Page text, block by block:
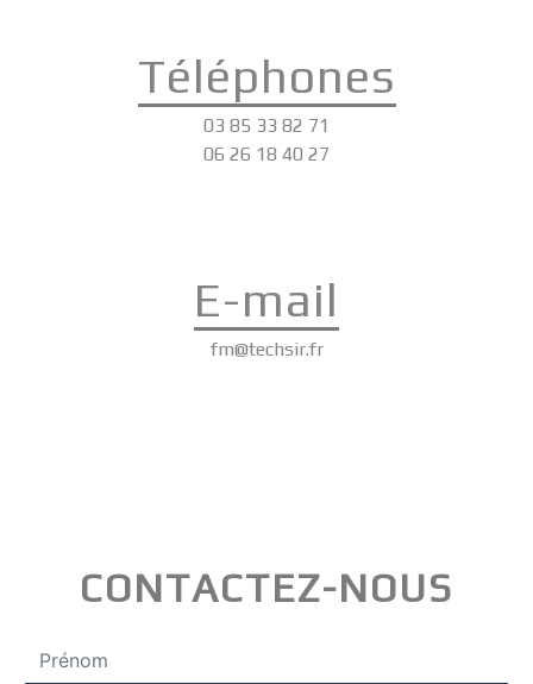
Téléphones
03 85 33 82 71
06 26 18 40 27
E-mail
fm@techsir.fr
CONTACTEZ-NOUS